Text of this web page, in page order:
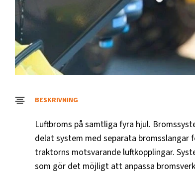
BESKRIVNING
Luftbroms på samtliga fyra hjul.
delat system med separata bromsslangar
traktorns motsvarande luftkopplingar.
som gör det möjligt att anpassa